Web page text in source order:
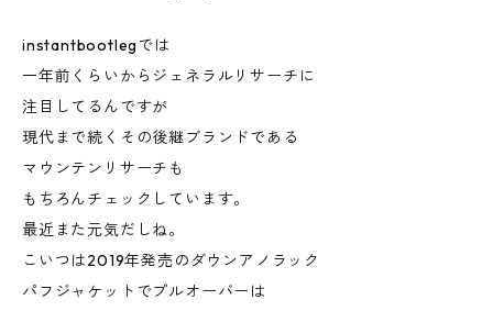
instantbootlegでは
一年前くらいからジェネラルリサーチに
注目してるんですが
現代まで続くその後継ブランドである
マウンテンリサーチも
もちろんチェックしています。
最近また元気だしね。
こいつは2019年発売のダウンアノラック
パフジャケットでプルオーバーは